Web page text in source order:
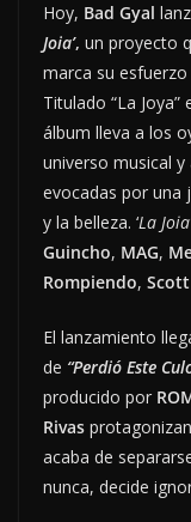
Hoy, Bad Gyal
Joia’, un proyecto
marca su
Titulado “La
álbum lleva a los
universo musical
evocadas por una
y la belleza. ‘La Joia’
Guincho, MAG,
Rompiendo,
El lanzamiento
de “Perdió Este
producido por
Rivas
acaba de
nunca, decide